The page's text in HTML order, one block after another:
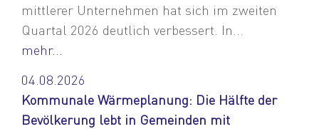
mittlerer Unternehmen hat sich im zweiten
Quartal 2026 deutlich verbessert. In...
mehr...
04.08.2026
Kommunale Wärmeplanung: Die Hälfte der
Bevölkerung lebt in Gemeinden mit